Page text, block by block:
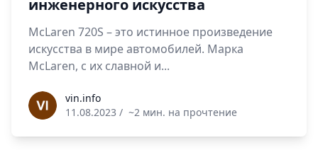
инженерного искусства
McLaren 720S – это истинное произведение
искусства в мире автомобилей. Марка
McLaren, с их славной и...
vin.infovin.info
11.08.2023 / ~2 мин. на прочтение